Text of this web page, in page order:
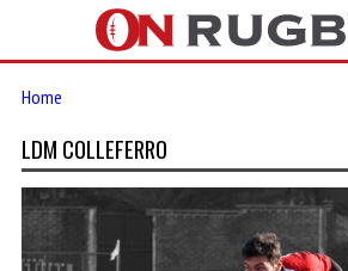
Home
LDM COLLEFERRO